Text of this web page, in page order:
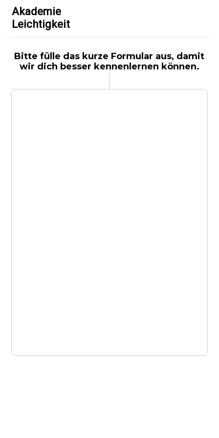
Akademie
Leichtigkeit
Bitte fülle das kurze Formular aus, damit
wir dich besser kennenlernen können.